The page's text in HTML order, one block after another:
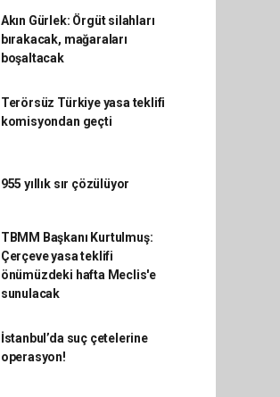
Akın Gürlek: Örgüt silahları
bırakacak, mağaraları
boşaltacak
Terörsüz Türkiye yasa teklifi
komisyondan geçti
955 yıllık sır çözülüyor
TBMM Başkanı Kurtulmuş:
Çerçeve yasa teklifi
önümüzdeki hafta Meclis'e
sunulacak
İstanbul’da suç çetelerine
operasyon!